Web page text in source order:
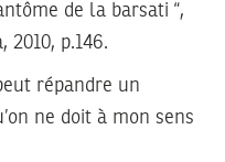
de la barsati “,
2010, p.146.
répandre un
ne doit à mon sens